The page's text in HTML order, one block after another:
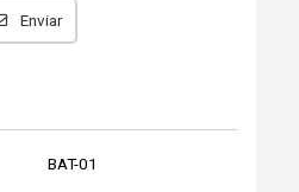
Enviar
BAT-01